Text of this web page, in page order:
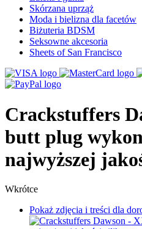
Skórzana uprząż
Moda i bielizna dla facetów
Biżuteria BDSM
Seksowne akcesoria
Sheets of San Francisco
Crackstuffers
butt plug
najwyższej
Wkrótce
Pokaż zdjęcia i treści dla